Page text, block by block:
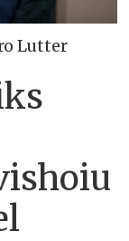
Lutter